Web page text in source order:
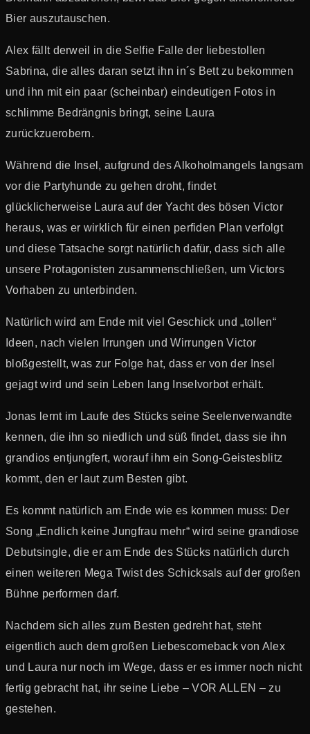
Bier auszutauschen.
Alex fällt derweil in die Selfie Falle der liebestollen
Sabrina, die alles daran setzt ihn in´s Bett zu bekommen
und ihn mit ein paar (scheinbar) eindeutigen Fotos in
schlimme Bedrängnis bringt, seine Laura
zurückzuerobern.
Während die Insel, aufgrund des Alkoholmangels langsam
vor die Partyhunde zu gehen droht, findet
glücklicherweise Laura auf der Yacht des bösen Victor
heraus, was er wirklich für einen perfiden Plan verfolgt
und diese Tatsache sorgt natürlich dafür, dass sich alle
unsere Protagonisten zusammenschließen, um Victors
Vorhaben zu unterbinden.
Natürlich wird am Ende mit viel Geschick und „tollen“
Ideen, nach vielen Irrungen und Wirrungen Victor
bloßgestellt, was zur Folge hat, dass er von der Insel
gejagt wird und sein Leben lang Inselvorbot erhält.
Jonas lernt im Laufe des Stücks seine Seelenverwandte
kennen, die ihn so niedlich und süß findet, dass sie ihn
grandios entjungfert, worauf ihm ein Song-Geistesblitz
kommt, den er laut zum Besten gibt.
Es kommt natürlich am Ende wie es kommen muss: Der
Song „Endlich keine Jungfrau mehr“ wird seine grandiose
Debutsingle, die er am Ende des Stücks natürlich durch
einen weiteren Mega Twist des Schicksals auf der großen
Bühne performen darf.
Nachdem sich alles zum Besten gedreht hat, steht
eigentlich auch dem großen Liebescomeback von Alex
und Laura nur noch im Wege, dass er es immer noch nicht
fertig gebracht hat, ihr seine Liebe – VOR ALLEN – zu
gestehen.